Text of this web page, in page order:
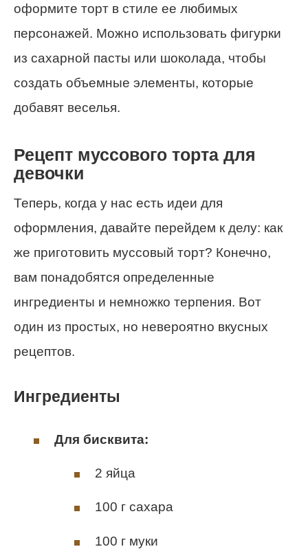
оформите торт в стиле ее любимых
персонажей. Можно использовать фигурки
из сахарной пасты или шоколада, чтобы
создать объемные элементы, которые
добавят веселья.
Рецепт муссового торта для
девочки
Теперь, когда у нас есть идеи для
оформления, давайте перейдем к делу: как
же приготовить муссовый торт? Конечно,
вам понадобятся определенные
ингредиенты и немножко терпения. Вот
один из простых, но невероятно вкусных
рецептов.
Ингредиенты
Для бисквита:
2 яйца
100 г сахара
100 г муки